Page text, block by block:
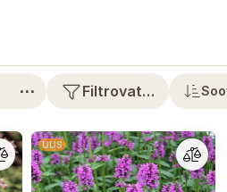
⋯ Filtrovat…
UUS